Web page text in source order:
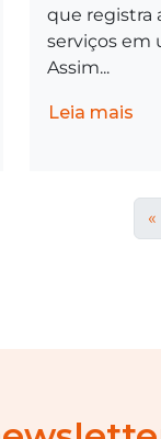
que registra
serviços em
Assim...
Leia mais
«